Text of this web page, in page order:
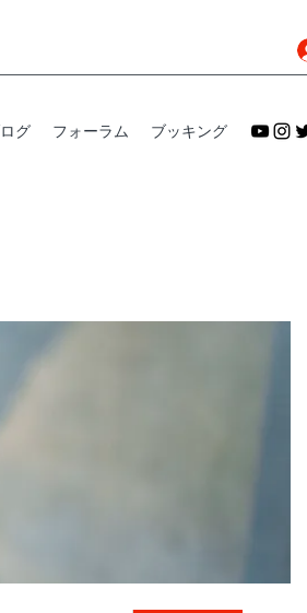
グ フォーラム ブッキング